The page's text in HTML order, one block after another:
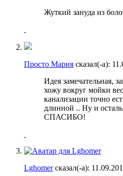
Жуткий зануда из
Просто Мария сказал(-а):
Идея замечательная,
хожу вокруг мойки
канализации точно
длинной .. Ну и
СПАСИБО!
Lghomerсказал(-а):